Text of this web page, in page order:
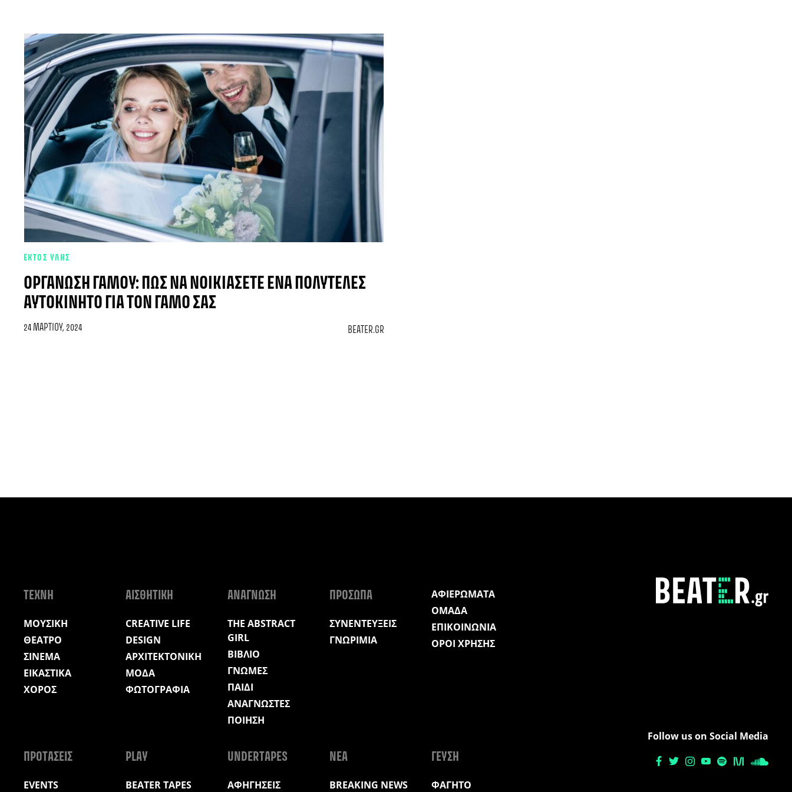
ΕΚΤΟΣ ΥΛΗΣ
ΟΡΓΆΝΩΣΗ ΓΆΜΟΥ: ΠΩΣ ΝΑ ΝΟΙΚΙΆΣΕΤΕ ΈΝΑ ΠΟΛΥΤΕΛΈΣ
ΑΥΤΟΚΊΝΗΤΟ ΓΙΑ ΤΟΝ ΓΆΜΟ ΣΑΣ
24 ΜΑΡΤΊΟΥ, 2024 BEATER.GR
ΤΕΧΝΗ
ΜΟΥΣΙΚΗ
ΘΕΑΤΡΟ
ΣΙΝΕΜΑ
ΕΙΚΑΣΤΙΚΑ
ΧΟΡΟΣ
ΑΙΣΘΗΤΙΚΗ
CREATIVE LIFE
DESIGN
ΑΡΧΙΤΕΚΤΟΝΙΚΗ
ΜΟΔΑ
ΦΩΤΟΓΡΑΦΙΑ
ΑΝΑΓΝΩΣΗ
THE ABSTRACT
GIRL
ΒΙΒΛΙΟ
ΓΝΩΜΕΣ
ΠΑΙΔΙ
ΑΝΑΓΝΩΣΤΕΣ
ΠΟΙΗΣΗ
ΠΡΟΣΩΠΑ
ΣΥΝΕΝΤΕΥΞΕΙΣ
ΓΝΩΡΙΜΙΑ
ΑΦΙΕΡΩΜΑΤΑ
ΟΜΑΔΑ
ΕΠΙΚΟΙΝΩΝΙΑ
ΟΡΟΙ ΧΡΗΣΗΣ
ΠΡΟΤΑΣΕΙΣ
EVENTS
PLAY
BEATER TAPES
UNDERTAPES
ΑΦΗΓΗΣΕΙΣ
ΝΕΑ
BREAKING NEWS
ΓΕΥΣΗ
ΦΑΓΗΤΟ
Follow us on Social Media